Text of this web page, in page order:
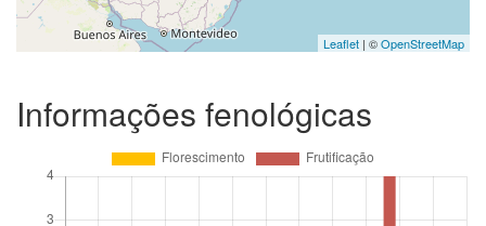
Leaflet | ©OpenStreetMap
Informações fenológicas